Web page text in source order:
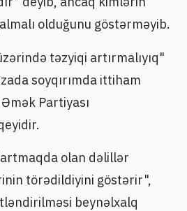
olduğunu göstərməyib.
təzyiqi artırmalıyıq"
soyqırımda ittiham
Partiyası
olan dəlillər
törədildiyini göstərir",
beynəlxalq